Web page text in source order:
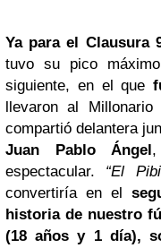
Ya para el Clausura
tuvo su pico
siguiente, en el que
llevaron al
compartió delantera
Juan Pablo Ángel,
espectacular. “El
convertiría en el
historia de nuestro
(18 años y 1 día),